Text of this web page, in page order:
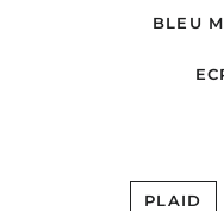
BLEU
PLAID